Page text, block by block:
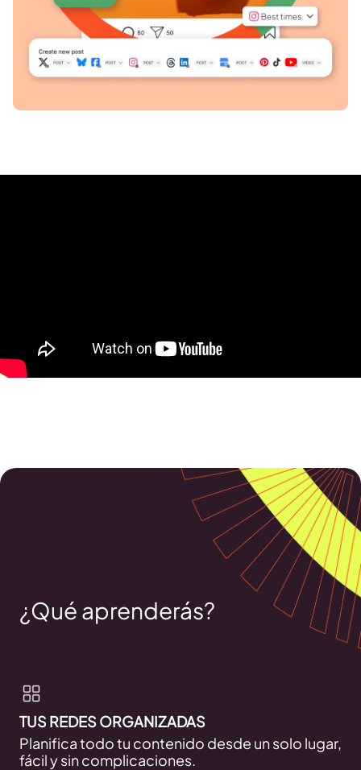
¿Qué aprenderás?
TUS REDES ORGANIZADAS
Planifica todo tu contenido desde un solo lugar,
fácil y sin complicaciones.